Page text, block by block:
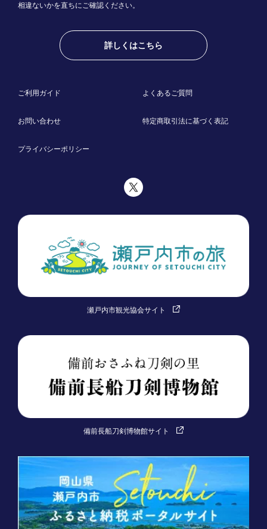
相違ないかを直ちにご確認ください。
詳しくはこちら
ご利用ガイド よくあるご質問
お問い合わせ 特定商取引法に基づく表記
プライバシーポリシー
瀬戸内市観光協会サイト
備前長船刀剣博物館サイト